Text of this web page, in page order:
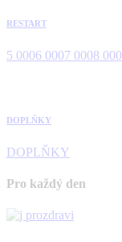
RESTART
5 0006 0007 0008 000
DOPLŇKY
DOPLŇKY
Pro každý den